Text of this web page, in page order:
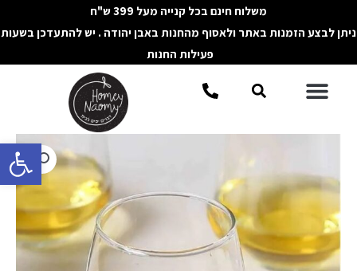
פתח
לתוכן
משלוח חינם בכל קנייה מעל 399 ש"ח
ניתן לבצע הזמנות באתר ולאסוף מהחנות באבן יהודה . יש להתעדכן בשעות
פעילות החנות
תפריטחיפוש
כוסות
קינג